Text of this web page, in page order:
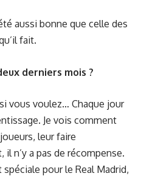
aussi bonne que celle des
fait.
derniers mois ?
vous voulez… Chaque jour
Je vois comment
leur faire
n’y a pas de récompense.
pour le Real Madrid,